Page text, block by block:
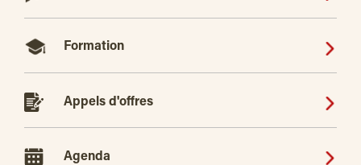
Formation
Appels d'offres
Agenda